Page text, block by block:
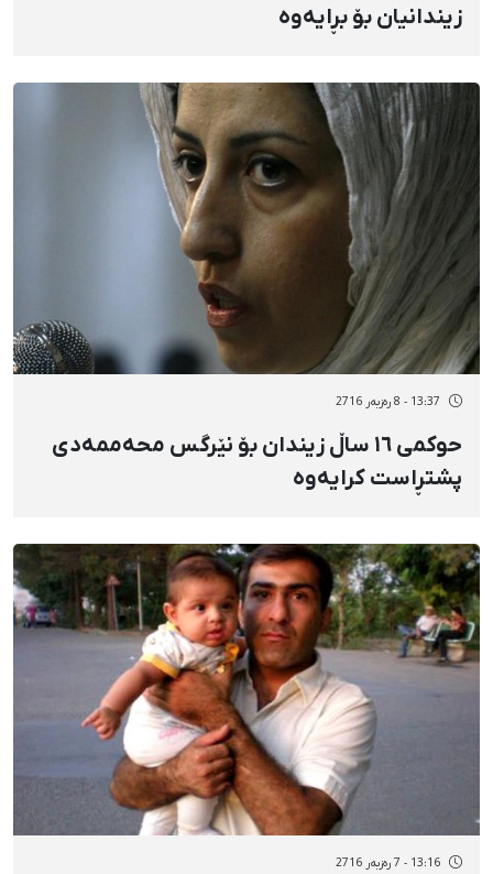
زیندانیان بۆ بڕایەوە
13:37 - 8 رەزبەر 2716
حوکمی ١٦ ساڵ زیندان بۆ نێرگس محەممەدی
پشتڕاست کرایەوە
13:16 - 7 رەزبەر 2716